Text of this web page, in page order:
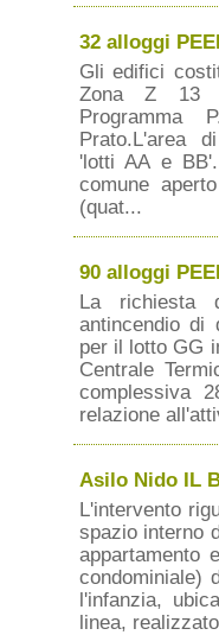
32 alloggi
Gli edifici
Zona Z 13
Programma
Prato.L'area
'lotti AA e
comune
(quat...
90 alloggi
La richiesta
antincendio di
per il lotto GG
Centrale
complessiva
relazione
Asilo Nido IL
L'intervento
spazio interno
appartamento
condominiale)
l'infanzia,
linea,